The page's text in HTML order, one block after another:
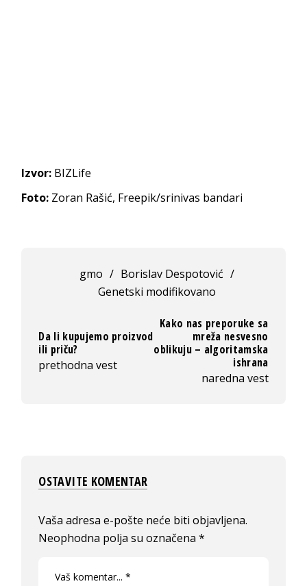
Izvor: BIZLife
Foto: Zoran Rašić, Freepik/srinivas bandari
gmo / Borislav Despotović /
Genetski modifikovano
Da li kupujemo proizvod
ili priču?
prethodna vest
Kako nas preporuke sa
mreža nesvesno
oblikuju – algoritamska
ishrana
naredna vest
OSTAVITE KOMENTAR
Vaša adresa e-pošte neće biti objavljena.
Neophodna polja su označena*